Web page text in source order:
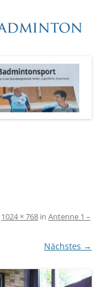
1024 × 768 in Antenne 1 –
Nächstes →